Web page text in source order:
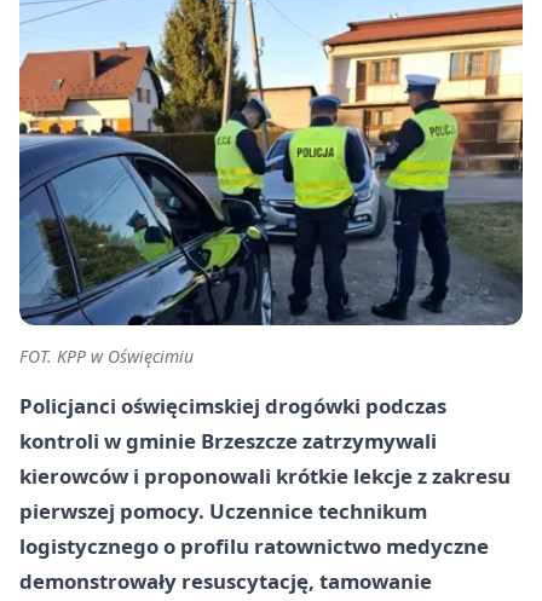
FOT. KPP w Oświęcimiu
Policjanci oświęcimskiej drogówki podczas
kontroli w gminie Brzeszcze zatrzymywali
kierowców i proponowali krótkie lekcje z zakresu
pierwszej pomocy. Uczennice technikum
logistycznego o profilu ratownictwo medyczne
demonstrowały resuscytację, tamowanie